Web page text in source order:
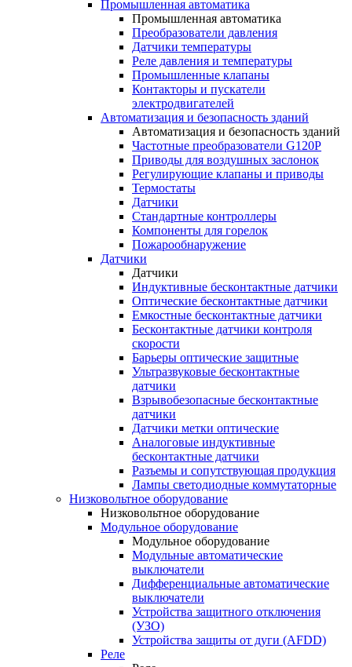
Промышленная автоматика
Промышленная автоматика
Преобразователи давления
Датчики температуры
Реле давления и температуры
Промышленные клапаны
Контакторы и пускатели
электродвигателей
Автоматизация и безопасность зданий
Автоматизация и безопасность зданий
Частотные преобразователи G120P
Приводы для воздушных заслонок
Регулирующие клапаны и приводы
Термостаты
Датчики
Стандартные контроллеры
Компоненты для горелок
Пожарообнаружение
Датчики
Датчики
Индуктивные бесконтактные датчики
Оптические бесконтактные датчики
Емкостные бесконтактные датчики
Бесконтактные датчики контроля
скорости
Барьеры оптические защитные
Ультразвуковые бесконтактные
датчики
Взрывобезопасные бесконтактные
датчики
Датчики метки оптические
Аналоговые индуктивные
бесконтактные датчики
Разъемы и сопутствующая продукция
Лампы светодиодные коммутаторные
Низковольтное оборудование
Низковольтное оборудование
Модульное оборудование
Модульное оборудование
Модульные автоматические
выключатели
Дифференциальные автоматические
выключатели
Устройства защитного отключения
(УЗО)
Устройства защиты от дуги (AFDD)
Реле